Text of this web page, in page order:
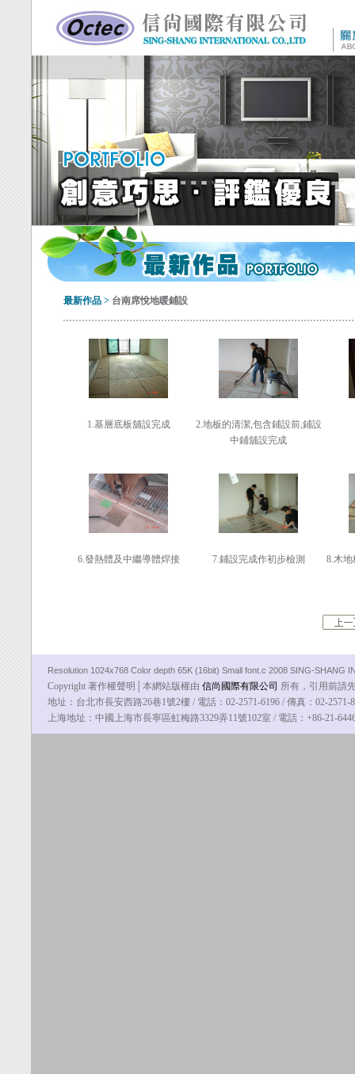
最新作品 > 台南席悅地暖鋪設
1.基層底板舖設完成
2.地板的清潔,包含鋪設前,鋪設
中鋪舖設完成
6.發熱體及中繼導體焊接 7.鋪設完成作初步檢測 8.木
Resolution 1024x768 Color depth 65K (16bit) Small font.c 2008 SING-SHANG
Copyright 著作權聲明│本網站版權由 信尚國際有限公司 所有，引用前請
地址：台北市長安西路26巷1號2樓 / 電話：02-2571-6196 / 傳真：02-2571-
上海地址：中國上海市長寧區虹梅路3329弄11號102室 / 電話： +86-21-